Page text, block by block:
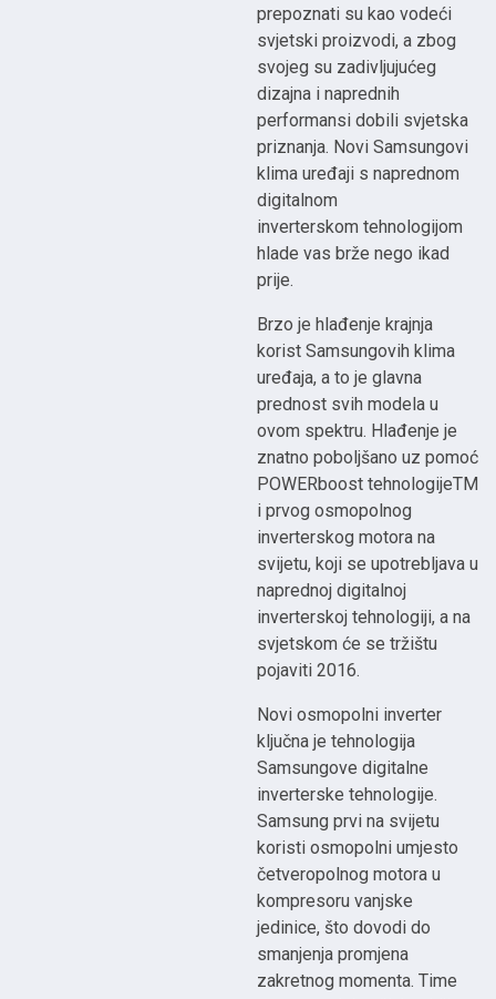
prepoznati su kao vodeći
svjetski proizvodi, a zbog
svojeg su zadivljujućeg
dizajna i naprednih
performansi dobili svjetska
priznanja. Novi Samsungovi
klima uređaji s naprednom
digitalnom
inverterskom tehnologijom
hlade vas brže nego ikad
prije.
Brzo je hlađenje krajnja
korist Samsungovih klima
uređaja, a to je glavna
prednost svih modela u
ovom spektru. Hlađenje je
znatno poboljšano uz pomoć
POWERboost tehnologijeTM
i prvog osmopolnog
inverterskog motora na
svijetu, koji se upotrebljava u
naprednoj digitalnoj
inverterskoj tehnologiji, a na
svjetskom će se tržištu
pojaviti 2016.
Novi osmopolni inverter
ključna je tehnologija
Samsungove digitalne
inverterske tehnologije.
Samsung prvi na svijetu
koristi osmopolni umjesto
četveropolnog motora u
kompresoru vanjske
jedinice, što dovodi do
smanjenja promjena
zakretnog momenta. Time